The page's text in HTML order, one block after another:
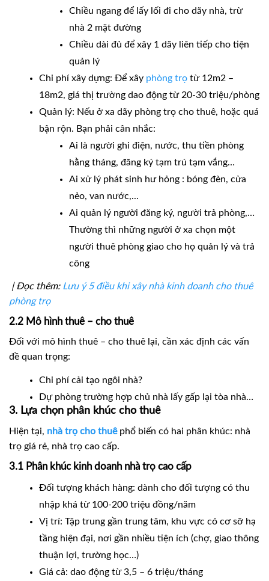
Chiều ngang để lấy lối đi cho dãy nhà, trừ
nhà 2 mặt đường
Chiều dài đủ để xây 1 dãy liên tiếp cho tiện
quản lý
Chi phí xây dựng: Để xây phòng trọ từ 12m2 –
18m2, giá thị trường dao động từ 20-30 triệu/phòng
Quản lý: Nếu ở xa dãy phòng trọ cho thuê, hoặc quá
bận rộn. Bạn phải cân nhắc:
Ai là người ghi điện, nước, thu tiền phòng
hằng tháng, đăng ký tạm trú tạm vắng…
Ai xử lý phát sinh hư hỏng : bóng đèn, cửa
nẻo, van nước,...
Ai quản lý người đăng ký, người trả phòng,…
Thường thì những người ở xa chọn một
người thuê phòng giao cho họ quản lý và trả
công
| Đọc thêm: Lưu ý 5 điều khi xây nhà kinh doanh cho thuê
phòng trọ
2.2 Mô hình thuê – cho thuê
Đối với mô hình thuê – cho thuê lại, cần xác định các vấn
đề quan trọng:
Chi phí cải tạo ngôi nhà?
Dự phòng trường hợp chủ nhà lấy gấp lại tòa nhà…
3. Lựa chọn phân khúc cho thuê
Hiện tại, nhà trọ cho thuêphổ biến có hai phân khúc: nhà
trọ giá rẻ, nhà trọ cao cấp.
3.1 Phân khúc kinh doanh nhà trọ cao cấp
Đối tượng khách hàng: dành cho đối tượng có thu
nhập khá từ 100-200 triệu đồng/năm
Vị trí: Tập trung gần trung tâm, khu vực có cơ sỡ hạ
tầng hiện đại, nơi gần nhiều tiện ích (chợ, giao thông
thuận lợi, trường học…)
Giá cả: dao động từ 3,5 – 6 triệu/tháng